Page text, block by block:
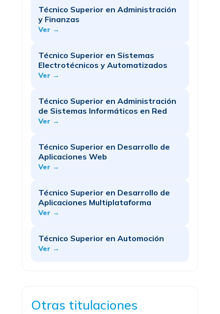
Técnico Superior en Administración
y Finanzas
Ver →
Técnico Superior en Sistemas
Electrotécnicos y Automatizados
Ver →
Técnico Superior en Administración
de Sistemas Informáticos en Red
Ver →
Técnico Superior en Desarrollo de
Aplicaciones Web
Ver →
Técnico Superior en Desarrollo de
Aplicaciones Multiplataforma
Ver →
Técnico Superior en Automoción
Ver →
Otras titulaciones